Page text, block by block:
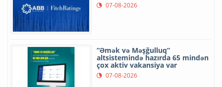
07-08-2026
“Əmək və Məşğulluq”
altsistemində hazırda 65 mindən
çox aktiv vakansiya var
07-08-2026